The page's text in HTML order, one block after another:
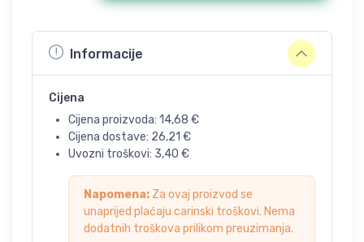
Informacije
Cijena
Cijena proizvoda: 14,68 €
Cijena dostave: 26,21 €
Uvozni troškovi: 3,40 €
Napomena: Za ovaj proizvod se
unaprijed plaćaju carinski troškovi. Nema
dodatnih troškova prilikom preuzimanja.